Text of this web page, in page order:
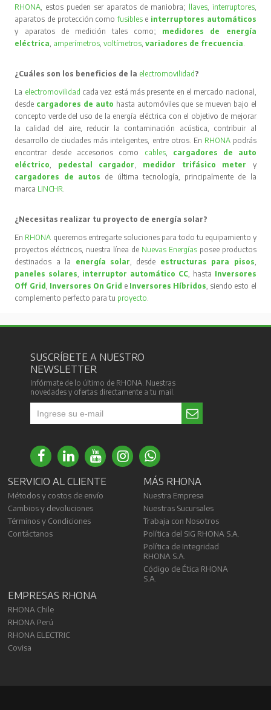
RHONA , estos pueden ser aparatos de maniobra; llaves, interruptores,
aparatos de protección comofusibles e interruptores automáticos
y aparatos de medición tales como; medidores de energía
eléctrica amperímetros ,voltímetros ,variadores de frecuencia
¿Cuáles son los beneficios de la electromovilidad?
La electromovilidad cada vez está más presente en el mercado nacional,
desde cargadores de auto hasta automóviles que se mueven bajo el
concepto verde del uso de la energía eléctrica con el objetivo de mejorar
la calidad del aire, reducir la contaminación acústica, contribuir al
desarrollo de ciudades más inteligentes, entre otros. En RHONA podrás
encontrar desde accesorios como cables, cargadores de auto
eléctrico
pedestal cargador medidor trifásico meter
y
cargadores de autos de última tecnología, principalmente de la
marca LINCHR
¿Necesitas realizar tu proyecto de energía solar?
En RHONA queremos entregarte soluciones para todo tu equipamiento y
proyectos eléctricos, nuestra línea de Nuevas Energíasposee productos
destinados a la energía solar , desde estructuras para pisos
paneles solares
interruptor automático CC, hasta Inversores
Off Grid Inversores On Grid e Inversores Híbridos , siendo esto el
complemento perfecto para tu proyecto
SUSCRÍBETE A NUESTRO
NEWSLETTER
Infórmate de lo último de RHONA. Nuestras
novedades y ofertas directamente a tu mail.
SERVICIO AL CLIENTE
Métodos y costos de envío
Cambios y devoluciones
Términos y Condiciones
Contáctanos
MÁS RHONA
Nuestra Empresa
Nuestras Sucursales
Trabaja con Nosotros
Política del SIG RHONA S.A.
Política de Integridad
RHONA S.A.
Código de Ética RHONA
S.A.
EMPRESAS RHONA
RHONA Chile
RHONA Perú
RHONA ELECTRIC
Covisa